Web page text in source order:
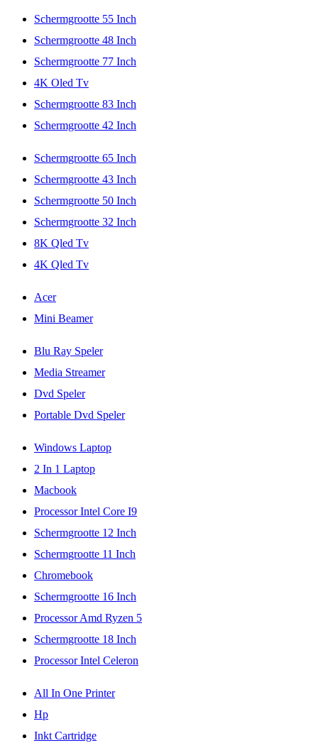
Schermgrootte 55 Inch
Schermgrootte 48 Inch
Schermgrootte 77 Inch
4K Oled Tv
Schermgrootte 83 Inch
Schermgrootte 42 Inch
Schermgrootte 65 Inch
Schermgrootte 43 Inch
Schermgrootte 50 Inch
Schermgrootte 32 Inch
8K Qled Tv
4K Qled Tv
Acer
Mini Beamer
Blu Ray Speler
Media Streamer
Dvd Speler
Portable Dvd Speler
Windows Laptop
2 In 1 Laptop
Macbook
Processor Intel Core I9
Schermgrootte 12 Inch
Schermgrootte 11 Inch
Chromebook
Schermgrootte 16 Inch
Processor Amd Ryzen 5
Schermgrootte 18 Inch
Processor Intel Celeron
All In One Printer
Hp
Inkt Cartridge